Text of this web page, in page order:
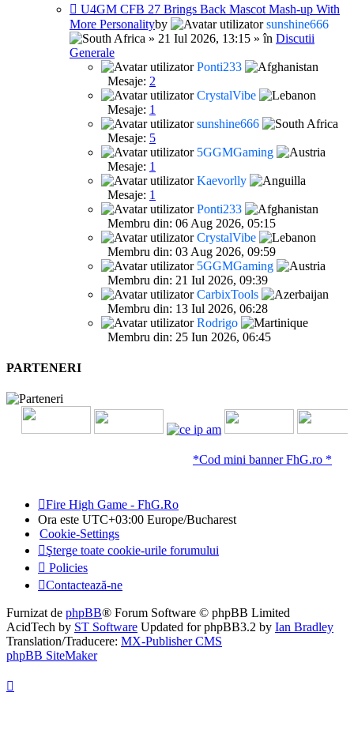
U4GM CFB 27 Brings Back Mascot Mash-up With
More Personalityby
sunshine666
» 21 Iul 2026, 13:15 » în Discutii
Generale
Ponti233
Mesaje: 2
CrystalVibe
Mesaje: 1
sunshine666
Mesaje: 5
5GGMGaming
Mesaje: 1
Kaevorlly
Mesaje: 1
Ponti233
Membru din: 06 Aug 2026, 05:15
CrystalVibe
Membru din: 03 Aug 2026, 09:59
5GGMGaming
Membru din: 21 Iul 2026, 09:39
CarbixTools
Membru din: 13 Iul 2026, 06:28
Rodrigo
Membru din: 25 Iun 2026, 06:45
PARTENERI
*Cod mini banner FhG.ro *
Fire High Game - FhG.Ro
Ora este UTC+03:00 Europe/Bucharest
Cookie-Settings
Şterge toate cookie-urile forumului
Policies
Contactează-ne
Furnizat de phpBB® Forum Software © phpBB Limited
AcidTech by ST Software Updated for phpBB3.2 by Ian Bradley
Translation/Traducere: MX-Publisher CMS
phpBB SiteMaker